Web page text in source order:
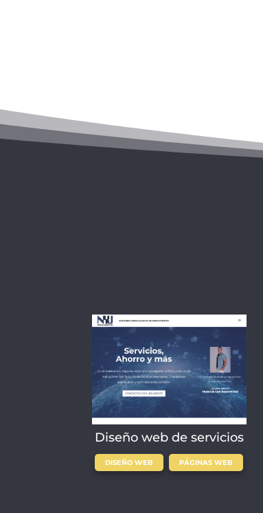
Diseño web de servicios
DISEÑO WEB
,
PÁGINAS WEB